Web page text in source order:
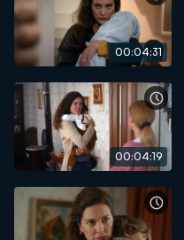
00:04:31
00:04:19